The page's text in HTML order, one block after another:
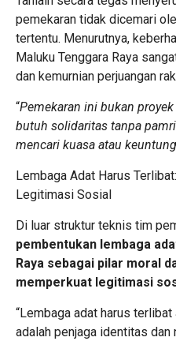
pemekaran tidak dicemari
tertentu. Menurutnya,
Maluku Tenggara Raya
dan kemurnian perjuangan
“Pemekaran ini bukan
butuh solidaritas tanpa
mencari kuasa atau
Lembaga Adat Harus
Legitimasi Sosial
Di luar struktur teknis tim
pembentukan lembaga
Raya sebagai pilar moral
memperkuat legitimasi
“Lembaga adat harus
adalah penjaga identitas